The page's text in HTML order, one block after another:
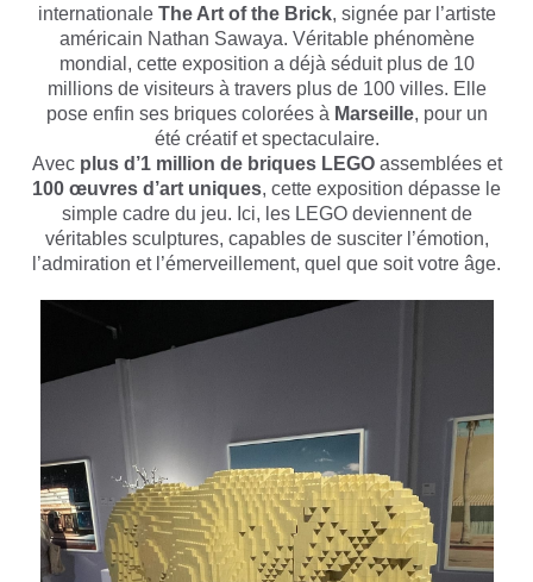
internationale The Art of the Brick, signée par l’artiste
américain Nathan Sawaya. Véritable phénomène
mondial, cette exposition a déjà séduit plus de 10
millions de visiteurs à travers plus de 100 villes. Elle
pose enfin ses briques colorées à Marseille, pour un
été créatif et spectaculaire.
Avec plus d’1 million de briques LEGOassemblées et
100 œuvres d’art uniques, cette exposition dépasse le
simple cadre du jeu. Ici, les LEGO deviennent de
véritables sculptures, capables de susciter l’émotion,
l’admiration et l’émerveillement, quel que soit votre âge.